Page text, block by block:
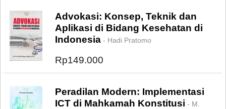
Advokasi: Konsep, Teknik dan
Aplikasi di Bidang Kesehatan di
Indonesia - Hadi Pratomo
Rp149.000
Peradilan Modern: Implementasi
ICT di Mahkamah Konstitusi - M.